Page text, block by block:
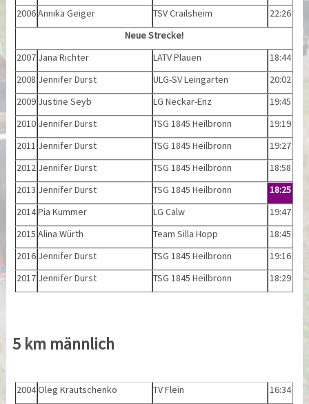
2006Annika Geiger TSV Crailsheim
22:26
Neue Strecke!
2007 Jana Richter LATV Plauen
18:44
2008 Jennifer Durst ULG-SV Leingarten
20:02
2009 Justine Seyb LG Neckar-Enz
19:45
2010 Jennifer Durst TSG 1845 Heilbronn
19:19
2011 Jennifer Durst TSG 1845 Heilbronn
19:27
2012 Jennifer Durst TSG 1845 Heilbronn
18:58
2013 Jennifer Durst TSG 1845 Heilbronn
18:25
2014Pia Kummer LG Calw
19:47
2015 Alina Würth Team Silla Hopp
18:45
2016 Jennifer Durst TSG 1845 Heilbronn
19:16
2017 Jennifer Durst TSG 1845 Heilbronn 18:29
5 km männlich
2004Oleg Krautschenko TV Flein
16:34